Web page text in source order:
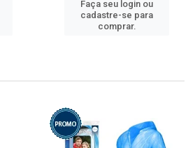
Faça seu login ou
cadastre-se para
comprar.